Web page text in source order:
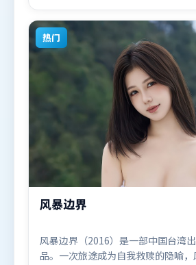
合喜欢动作题材的观众观看。
热门
风暴边界
风暴边界（2016）是一部中国台湾
品。一次旅途成为自我救赎的隐喻